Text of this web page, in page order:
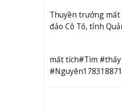
Thuyền trưởng mất
đảo Cô Tô, tỉnh
mất tích#Tìm